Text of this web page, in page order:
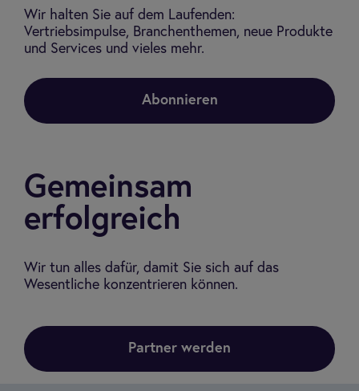
Wir halten Sie auf dem Laufenden:
Vertriebsimpulse, Branchenthemen, neue Produkte
und Services und vieles mehr.
Abonnieren
Gemeinsam
erfolgreich
Wir tun alles dafür, damit Sie sich auf das
Wesentliche konzentrieren können.
Partner werden